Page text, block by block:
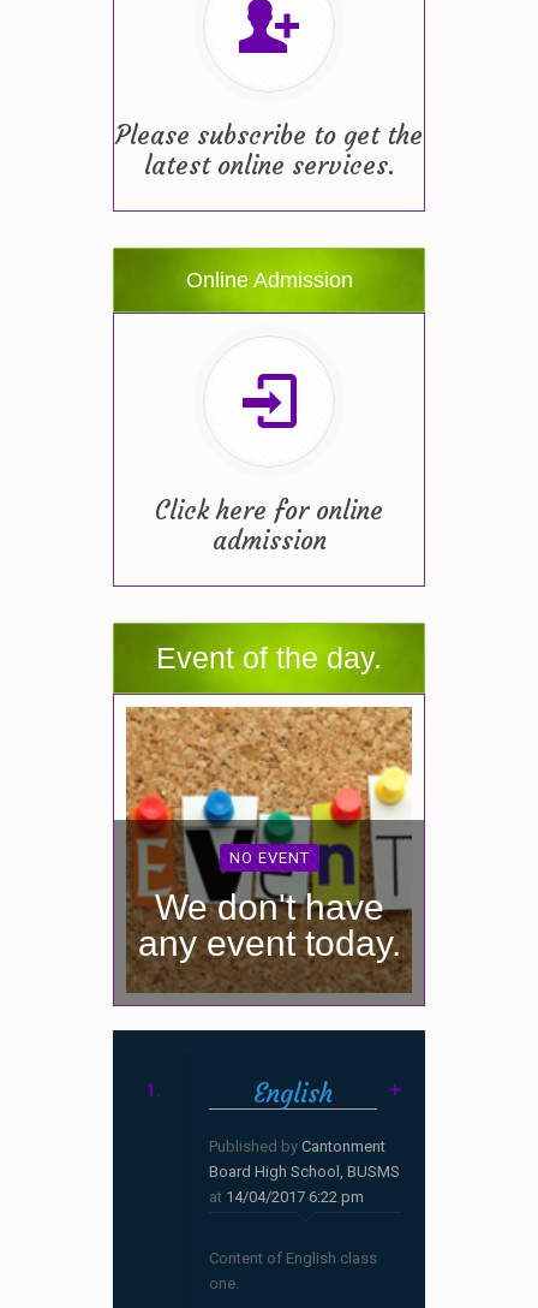
Please subscribe to get the
latest online services.
Online Admission
Click here for online
admission
Event of the day.
NO EVENT
We don't have
any event today.
1. English
Published by Cantonment
Board High School, BUSMS
at 14/04/2017 6:22 pm
Content of English class
one.